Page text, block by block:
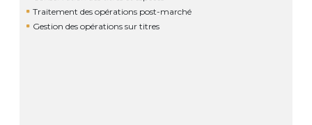
Traitement des opérations post-marché
Gestion des opérations sur titres